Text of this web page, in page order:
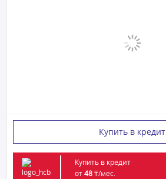
Купить в кредит
Купить в кредит
от48₸/мес.